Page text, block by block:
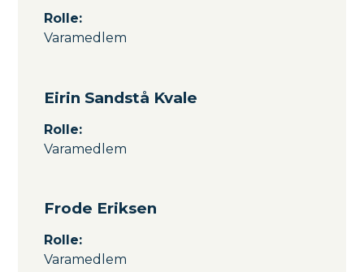
Rolle:
Varamedlem
Eirin Sandstå Kvale
Rolle:
Varamedlem
Frode Eriksen
Rolle:
Varamedlem